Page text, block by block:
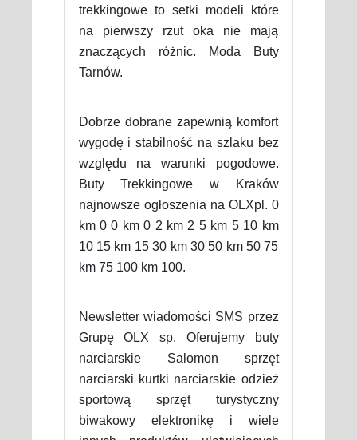
trekkingowe to setki modeli które
na pierwszy rzut oka nie mają
znaczących różnic. Moda Buty
Tarnów.
Dobrze dobrane zapewnią komfort
wygodę i stabilność na szlaku bez
względu na warunki pogodowe.
Buty Trekkingowe w Kraków
najnowsze ogłoszenia na OLXpl. 0
km 0 0 km 0 2 km 2 5 km 5 10 km
10 15 km 15 30 km 30 50 km 50 75
km 75 100 km 100.
Newsletter wiadomości SMS przez
Grupę OLX sp. Oferujemy buty
narciarskie Salomon sprzęt
narciarski kurtki narciarskie odzież
sportową sprzęt turystyczny
biwakowy elektronikę i wiele